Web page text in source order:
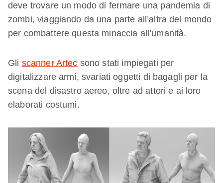
deve trovare un modo di fermare una pandemia di
zombi, viaggiando da una parte all’altra del mondo
per combattere questa minaccia all’umanità.
Gli scanner Artec sono stati impiegati per
digitalizzare armi, svariati oggetti di bagagli per la
scena del disastro aereo, oltre ad attori e ai loro
elaborati costumi.